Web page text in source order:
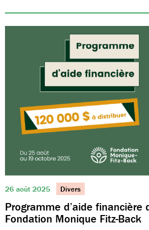
26 août 2025 Divers
Programme d’aide financière
Fondation Monique Fitz-Back